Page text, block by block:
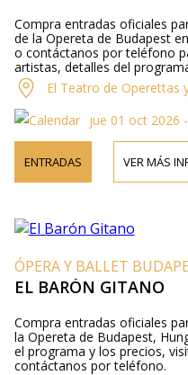
Compra entradas oficiales
de la Opereta de Budapest
o contáctanos por teléfono
artistas, detalles del
El Teatro de Operettas
jue 01 oct 2026
ENTRADAS VER MÁS
ÓPERA Y BALLET
EL BARÓN GITANO
Compra entradas oficiales
la Opereta de Budapest,
el programa y los precios,
contáctanos por teléfono.